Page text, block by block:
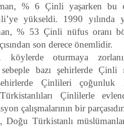
% 6 Çinli yaşarken bu
yükseldi. 1990 yılında
% 53 Çinli nüfus oranı
son derece önemlidir.
oturmaya
bazı şehirlerde Çinli
Çinlileri
Çinlilerle
çalışmalarının bir
Türkistanlı